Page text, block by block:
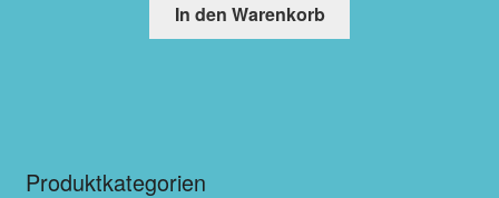
In den Warenkorb
Produktkategorien